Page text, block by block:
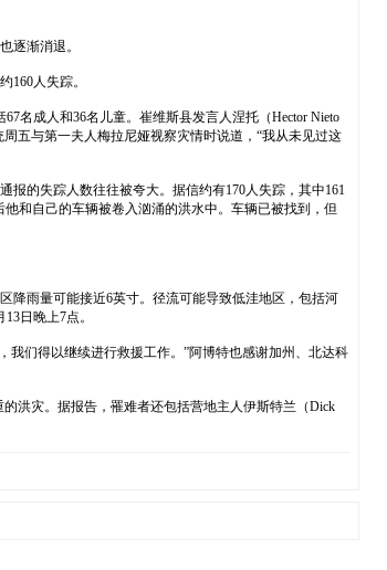
逐渐消退。
人失踪。
名成人和36名儿童。崔维斯县发言人涅托（Hector Nieto
五与第一夫人梅拉尼娅视察灾情时说道，“我从未见过这
的失踪人数往往被夸大。据信约有170人失踪，其中161
和自己的车辆被卷入汹涌的洪水中。车辆已被找到，但
降雨量可能接近6英寸。径流可能导致低洼地区，包括河
日晚上7点。
我们得以继续进行救援工作。”阿博特也感谢加州、北达科
洪灾。据报告，罹难者还包括营地主人伊斯特兰（Dick